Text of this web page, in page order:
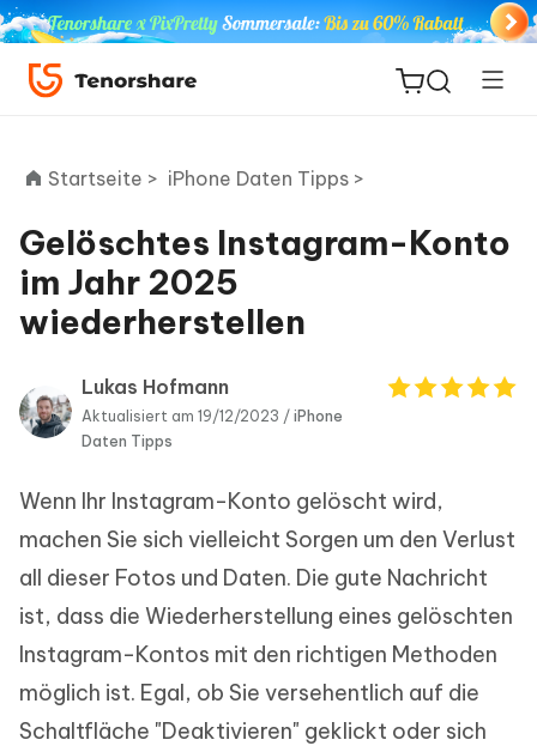
ReiBoot
for iOS
PDF
Editor
Neu
Startseite > iPhone Daten Tipps >
Gelöschtes Instagram-Konto
im Jahr 2025
wiederherstellen
Lukas Hofmann
Aktualisiert am 19/12/2023 / iPhone
Daten Tipps
Wenn Ihr Instagram-Konto gelöscht wird,
machen Sie sich vielleicht Sorgen um den Verlust
all dieser Fotos und Daten. Die gute Nachricht
ist, dass die Wiederherstellung eines gelöschten
Instagram-Kontos mit den richtigen Methoden
möglich ist. Egal, ob Sie versehentlich auf die
Schaltfläche "Deaktivieren" geklickt oder sich